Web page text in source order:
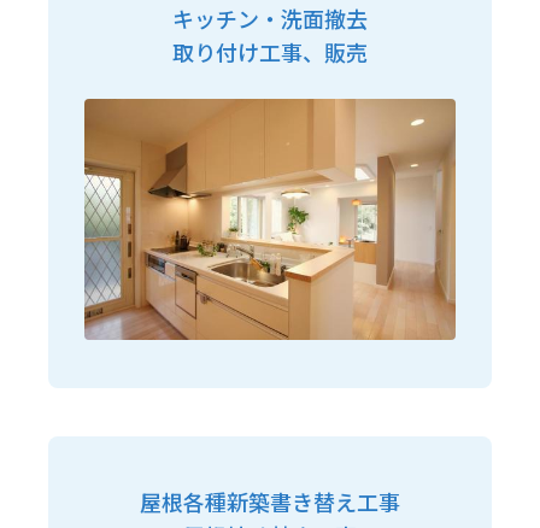
キッチン・洗面撤去
取り付け工事、販売
屋根各種新築書き替え工事